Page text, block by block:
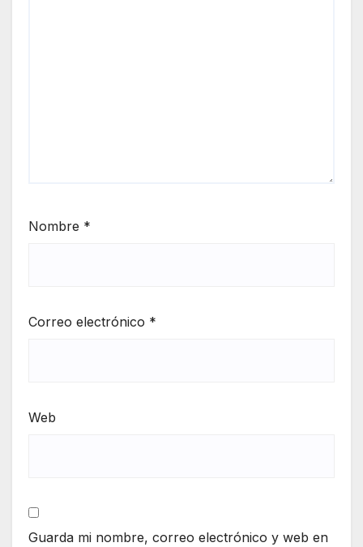
Nombre *
Correo electrónico *
Web
Guarda mi nombre, correo electrónico y web en